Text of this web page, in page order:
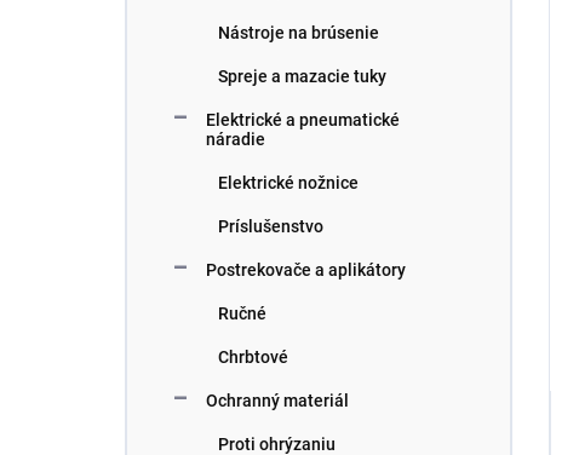
Nástroje na brúsenie
Spreje a mazacie tuky
Elektrické a pneumatické
náradie
Elektrické nožnice
Príslušenstvo
Postrekovače a aplikátory
Ručné
Chrbtové
Ochranný materiál
Proti ohrýzaniu